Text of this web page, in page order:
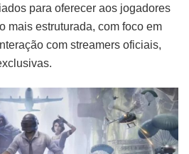
para oferecer aos jogadores
mais estruturada, com foco em
com streamers oficiais,